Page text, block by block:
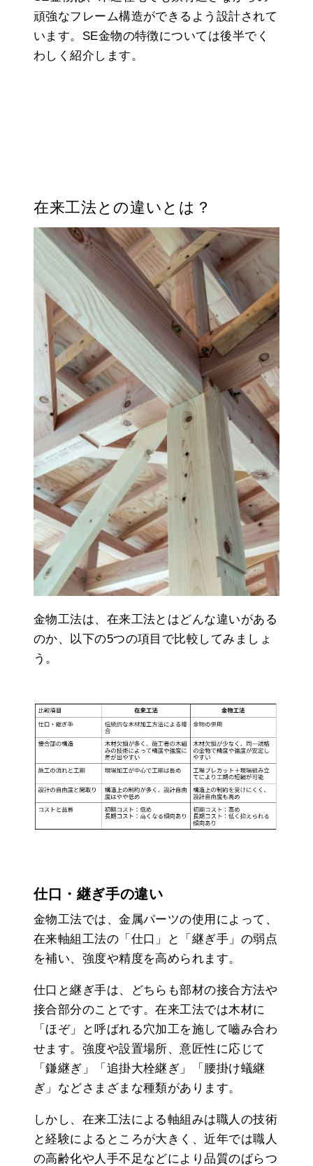
頑強なフレーム構造ができるよう設計されて
います。SE金物の特徴については後半でく
わしく紹介します。
在来工法との違いとは？
金物工法は、在来工法とはどんな違いがある
のか、以下の5つの項目で比較してみましょ
う。
仕口・継ぎ手の違い
金物工法では、金属パーツの使用によって、
在来軸組工法の「仕口」と「継ぎ手」の弱点
を補い、強度や精度を高められます。
仕口と継ぎ手は、どちらも部材の接合方法や
接合部分のことです。在来工法では木材に
「ほぞ」と呼ばれる穴加工を施して嚙み合わ
せます。強度や設置場所、意匠性に応じて
「鎌継ぎ」「追掛大栓継ぎ」「腰掛け蟻継
ぎ」などさまざまな種類があります。
しかし、在来工法による軸組みは職人の技術
と経験によるところが大きく、近年では職人
の高齢化や人手不足などにより品質のばらつ